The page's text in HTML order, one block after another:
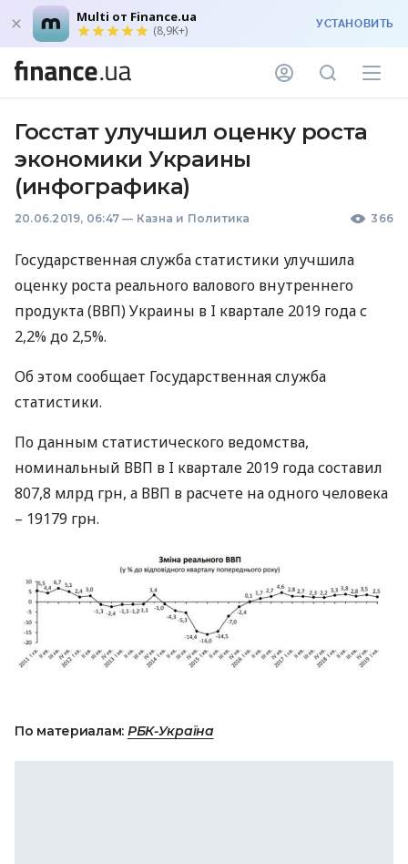
Multi от Finance.ua
(8,9K+) УСТАНОВИТЬ
Госстат улучшил оценку роста
экономики Украины
(инфографика)
20.06.2019, 06:47 — Казна и Политика 366
Государственная служба статистики улучшила
оценку роста реального валового внутреннего
продукта (ВВП) Украины в I квартале 2019 года с
2,2% до 2,5%.
Об этом сообщает Государственная служба
статистики.
По данным статистического ведомства,
номинальный ВВП в I квартале 2019 года составил
807,8 млрд грн, а ВВП в расчете на одного человека
– 19179 грн.
По материалам: РБК-Україна